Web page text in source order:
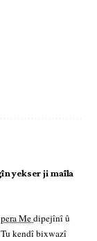
yekser ji maîla
Medipejînî û
kendî bixwazî